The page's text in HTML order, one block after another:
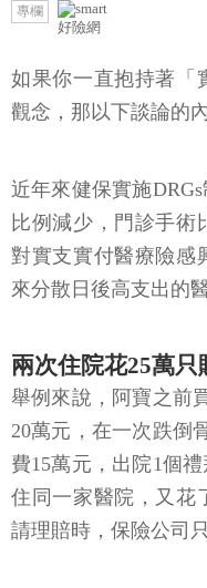
專欄
好險網
如果你一直抱持著「
觀念，那以下談論的
近年來健保實施
比例減少，門診手術
對實支實付醫療險感
來分散日後高支出的
兩次住院花25萬
舉例來說，阿寶之前
20萬元，在一次跌倒
費15萬元，出院1個
住同一家醫院，又花
請理賠時，保險公司